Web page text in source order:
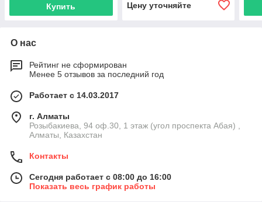
Купить Цену уточняйте
О нас
Рейтинг не сформирован
Менее 5 отзывов за последний год
Работает с 14.03.2017
г. Алматы
Розыбакиева, 94 оф.30, 1 этаж (угол проспекта Абая) ,
Алматы, Казахстан
Контакты
Сегодня работает с 08:00 до 16:00
Показать весь график работы